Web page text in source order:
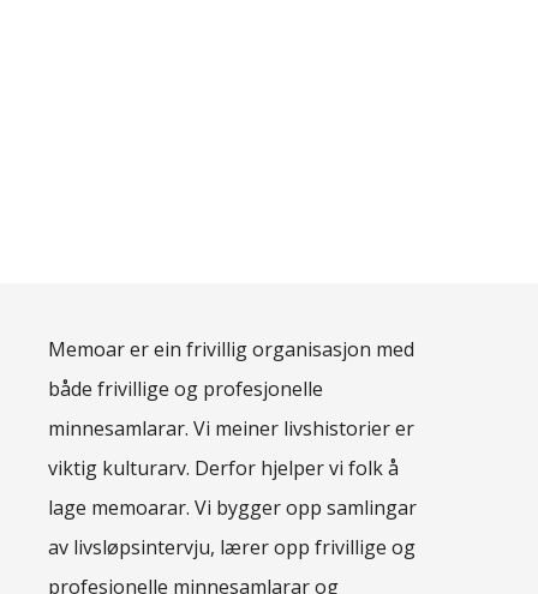
Memoar er ein frivillig organisasjon med
både frivillige og profesjonelle
minnesamlarar. Vi meiner livshistorier er
viktig kulturarv. Derfor hjelper vi folk å
lage memoarar. Vi bygger opp samlingar
av livsløpsintervju, lærer opp frivillige og
profesjonelle minnesamlarar og